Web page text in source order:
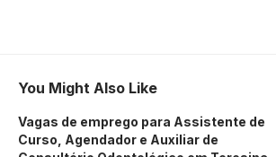
You Might Also Like
Vagas de emprego para Assistente de
Curso, Agendador e Auxiliar de